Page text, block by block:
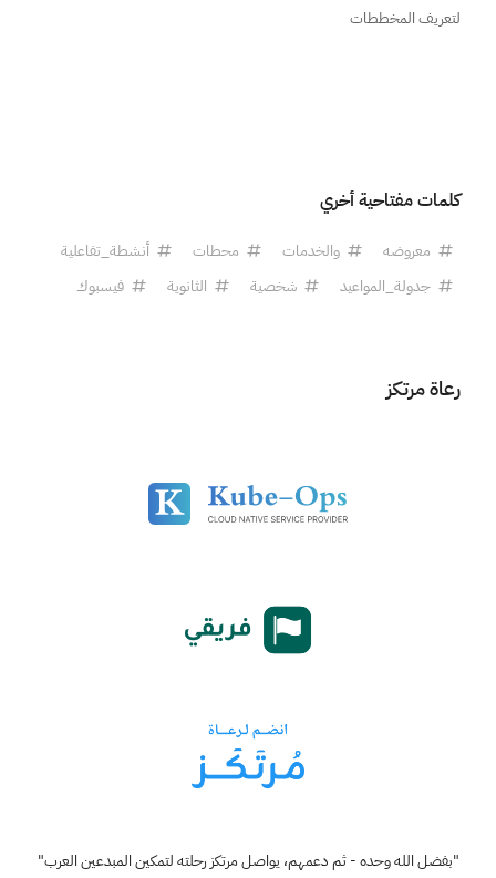
لتعريف المخططات
كلمات مفتاحية أخري
معروضه والخدمات محطات
أنشطة_تفاعلية
جدولة_المواعيد
شخصية الثانوية فيسبوك
رعاة مرتكز
"بفضل الله وحده - ثم دعمهم، يواصل مرتكز رحلته لتمكين المبدعين العرب"